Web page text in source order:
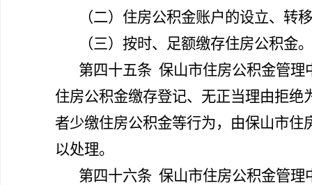
（二）住房公积金账户的设立、转
（三）按时、足额缴存住房公积金
第四十五条 保山市住房公积金管理
住房公积金缴存登记、无正当理由拒
者少缴住房公积金等行为，由保山市
以处理。
第四十六条 保山市住房公积金管理